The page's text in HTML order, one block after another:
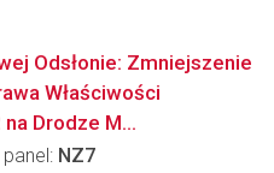
Odsłonie: Zmniejszenie
Właściwości
Drodze M...
NZ7